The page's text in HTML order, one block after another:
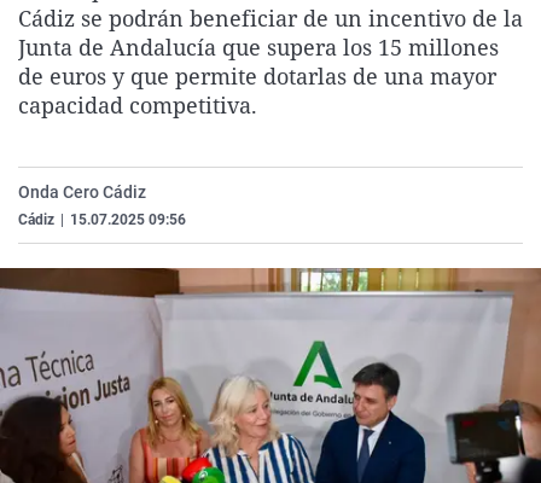
La rosa de los vientos
Gente viajera
Caso
Retornados
Extremadura
Galicia
Virales
Televisión
Cádiz se podrán beneficiar de un incentivo de la
Junta de Andalucía que supera los 15 millones
de euros y que permite dotarlas de una mayor
capacidad competitiva.
Onda Cero Cádiz
Cádiz 15.07.2025 09:56